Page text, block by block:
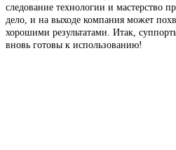
следование технологии и мастерство
дело, и на выходе компания может
хорошими результатами. Итак,
вновь готовы к использованию!